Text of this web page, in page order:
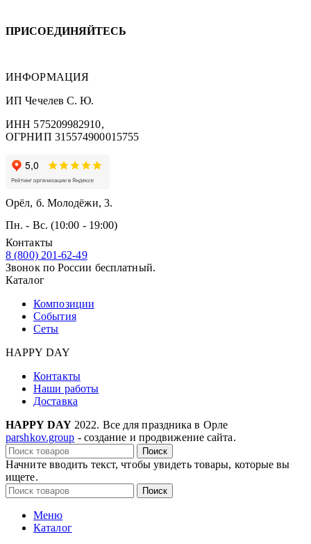
ПРИСОЕДИНЯЙТЕСЬ
ИНФОРМАЦИЯ
ИП Чечелев С. Ю.
ИНН 575209982910,
ОГРНИП 315574900015755
Орёл, б. Молодёжи, 3.
Пн. - Вс. (10:00 - 19:00)
Контакты
8 (800) 201-62-49
Звонок по России бесплатный.
Каталог
Композиции
События
Сеты
HAPPY DAY
Контакты
Наши работы
Доставка
HAPPY DAY 2022. Все для праздника в Орле
parshkov.group - создание и продвижение сайта.
Поиск
Начните вводить текст, чтобы увидеть товары, которые вы
ищете.
Поиск
Меню
Каталог